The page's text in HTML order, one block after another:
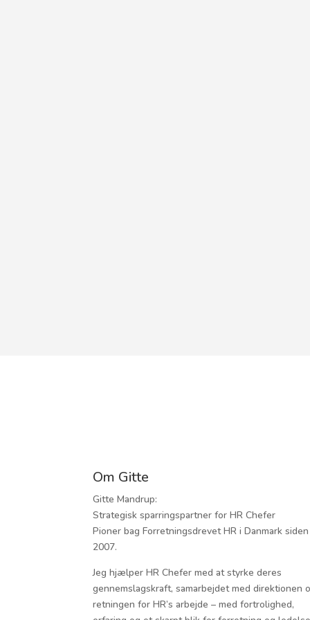
Om Gitte
Gitte Mandrup:
Strategisk sparringspartner for HR Chefer
Pioner bag Forretningsdrevet HR i Danmark siden
2007.
Jeg hjælper HR Chefer med at styrke deres
gennemslagskraft, samarbejdet med direktionen
retningen for HR’s arbejde – med fortrolighed,